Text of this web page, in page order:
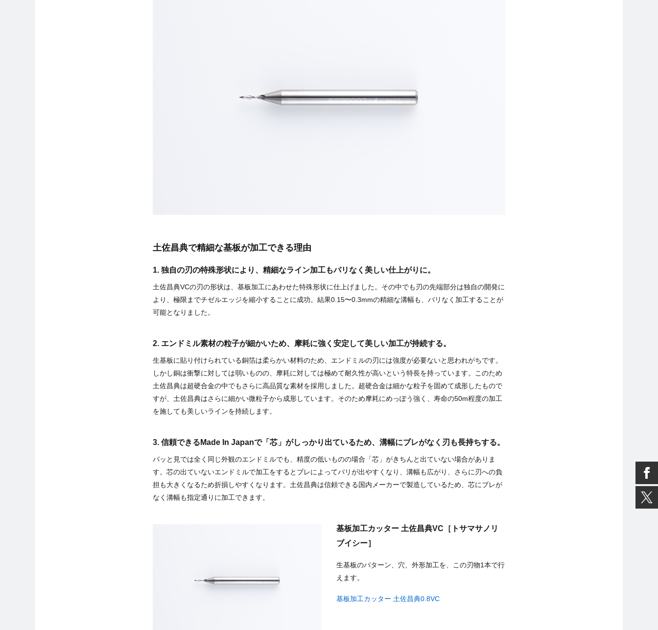
土佐昌典で精細な基板が加工できる理由
1. 独自の刃の特殊形状により、精細なライン加工もバリなく美しい仕上がりに。
土佐昌典VCの刃の形状は、基板加工にあわせた特殊形状に仕上げました。その中でも刃の先端部分は独自の開発に
より、極限までチゼルエッジを縮小することに成功。結果0.15〜0.3mmの精細な溝幅も、バリなく加工することが
可能となりました。
2. エンドミル素材の粒子が細かいため、摩耗に強く安定して美しい加工が持続する。
生基板に貼り付けられている銅箔は柔らかい材料のため、エンドミルの刃には強度が必要ないと思われがちです。
しかし銅は衝撃に対しては弱いものの、摩耗に対しては極めて耐久性が高いという特長を持っています。このため
土佐昌典は超硬合金の中でもさらに高品質な素材を採用しました。超硬合金は細かな粒子を固めて成形したもので
すが、土佐昌典はさらに細かい微粒子から成形しています。そのため摩耗にめっぽう強く、寿命の50m程度の加工
を施しても美しいラインを持続します。
3. 信頼できるMade In Japanで「芯」がしっかり出ているため、溝幅にブレがなく刃も長持ちする。
パッと見では全く同じ外観のエンドミルでも、精度の低いものの場合「芯」がきちんと出ていない場合がありま
す。芯の出ていないエンドミルで加工をするとブレによってバリが出やすくなり、溝幅も広がり、さらに刃への負
担も大きくなるため折損しやすくなります。土佐昌典は信頼できる国内メーカーで製造しているため、芯にブレが
なく溝幅も指定通りに加工できます。
基板加工カッター 土佐昌典VC［トサマサノリ
ブイシー］
生基板のパターン、穴、外形加工を、この刃物1本で行
えます。
基板加工カッター 土佐昌典0.8VC